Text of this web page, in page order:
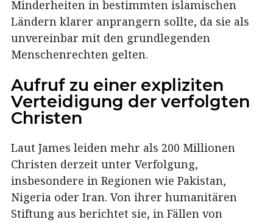
Minderheiten in bestimmten islamischen
Ländern klarer anprangern sollte, da sie als
unvereinbar mit den grundlegenden
Menschenrechten gelten.
Aufruf zu einer expliziten
Verteidigung der verfolgten
Christen
Laut James leiden mehr als 200 Millionen
Christen derzeit unter Verfolgung,
insbesondere in Regionen wie Pakistan,
Nigeria oder Iran. Von ihrer humanitären
Stiftung aus berichtet sie, in Fällen von